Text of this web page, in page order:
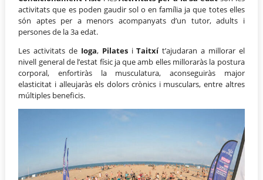
activitats que es poden gaudir sol o en família ja que totes elles
són aptes per a menors acompanyats d’un tutor, adults i
persones de la 3a edat.
Les activitats de Ioga, PilatesiTaitxít’ajudaran a millorar el
nivell general de l’estat físic ja que amb elles milloraràs la postura
corporal, enfortiràs la musculatura, aconseguiràs major
elasticitat i alleujaràs els dolors crònics i musculars, entre altres
múltiples beneficis.